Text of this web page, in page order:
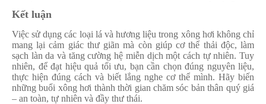
Kết luận
Việc sử dụng các loại lá và hương liệu trong xông hơi không chỉ
mang lại cảm giác thư giãn mà còn giúp cơ thể thải độc, làm
sạch làn da và tăng cường hệ miễn dịch một cách tự nhiên. Tuy
nhiên, để đạt hiệu quả tối ưu, bạn cần chọn đúng nguyên liệu,
thực hiện đúng cách và biết lắng nghe cơ thể mình. Hãy biến
những buổi xông hơi thành thời gian chăm sóc bản thân quý giá
– an toàn, tự nhiên và đầy thư thái.